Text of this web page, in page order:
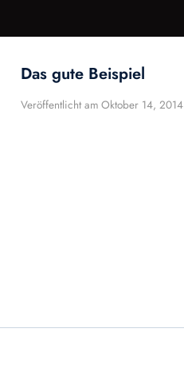
Das gute Beispiel
Veröffentlicht am Oktober 14, 2014